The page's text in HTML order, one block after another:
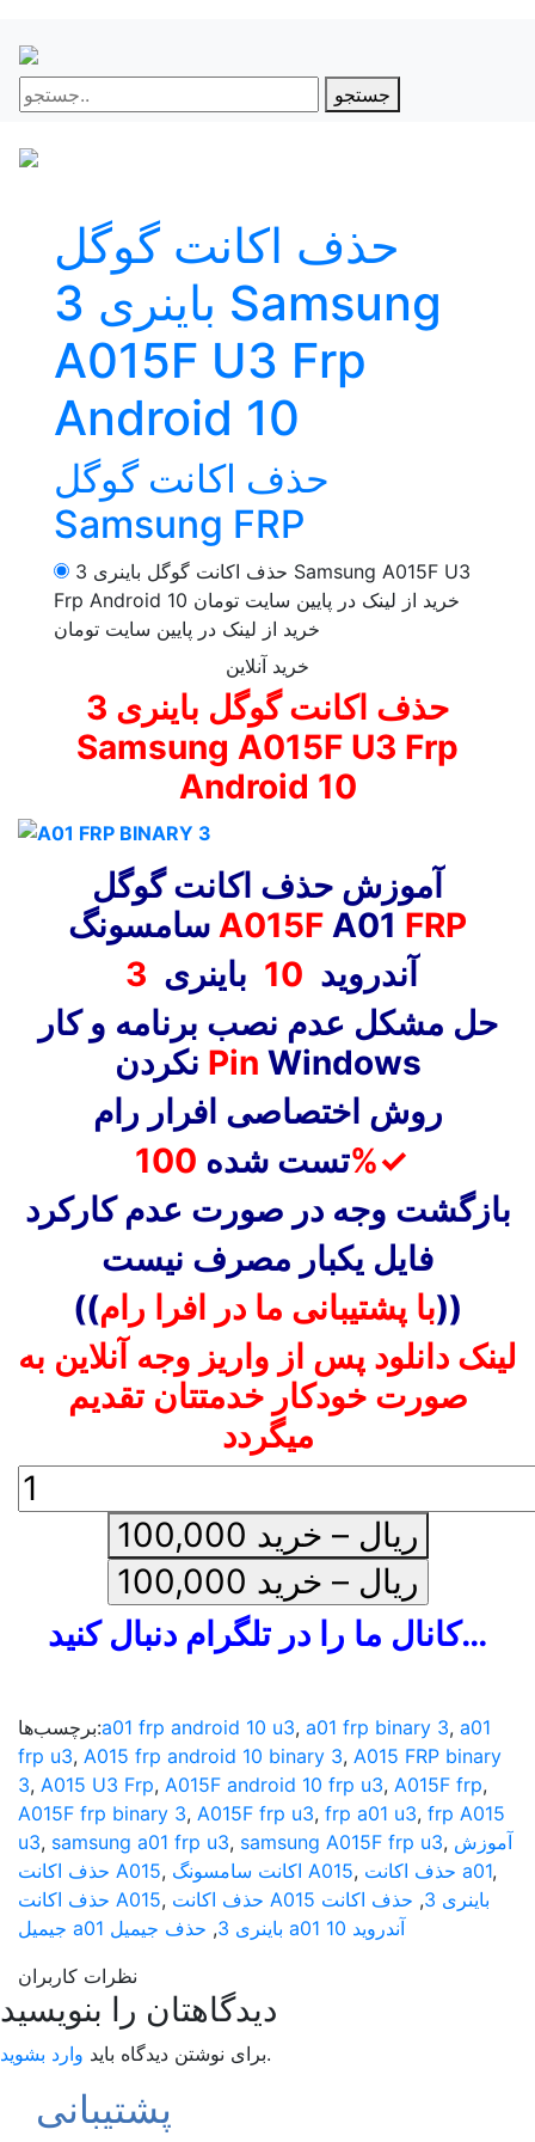
جستجو
حذف اکانت گوگل
باینری 3 Samsung
A015F U3 Frp
Android 10
حذف اکانت گوگل
Samsung FRP
حذف اکانت گوگل باینری 3 Samsung A015F U3
Frp Android 10 خرید از لینک در پایین سایت تومان
خرید از لینک در پایین سایت تومان
خرید آنلاین
حذف اکانت گوگل باینری 3
Samsung A015F U3 Frp
Android 10
آموزش حذف اکانت گوگل
A015F A01 FRP
آندروید 10 باینری 3
حل مشکل عدم نصب برنامه و کار
Pin Windows
روش اختصاصی افرار رام
تست شده100%✓
بازگشت وجه در صورت عدم کارکرد
فایل یکبار مصرف نیست
((با پشتیبانی ما در افرا رام))
لینک دانلود پس از واریز وجه آنلاین به
صورت خودکار خدمتتان تقدیم
میگردد
100,000 ریال – خرید
کانال ما را در تلگرام دنبال کنید…
برچسب‌ها:a01 frp android 10 u3, a01 frp binary 3, a01
frp u3, A015 frp android 10 binary 3, A015 FRP binary
3, A015 U3 Frp, A015F android 10 frp u3, A015F frp,
A015F frp binary 3, A015F frp u3, frp a01 u3, frp A015
u3, samsung a01 frp u3, samsung A015F frp u3, آموزش
حذف اکانت A015, اکانت سامسونگ A015, حذف اکانت a01,
حذف اکانت A015, حذف اکانت A015 باینری 3 , حذف اکانت
جیمیل a01 باینری 3
,
حذف جیمیل a01 آندروید 10
نظرات کاربران
دیدگاهتان را بنویسید
برای نوشتن دیدگاه باید وارد بشوید .
پشتیبانی